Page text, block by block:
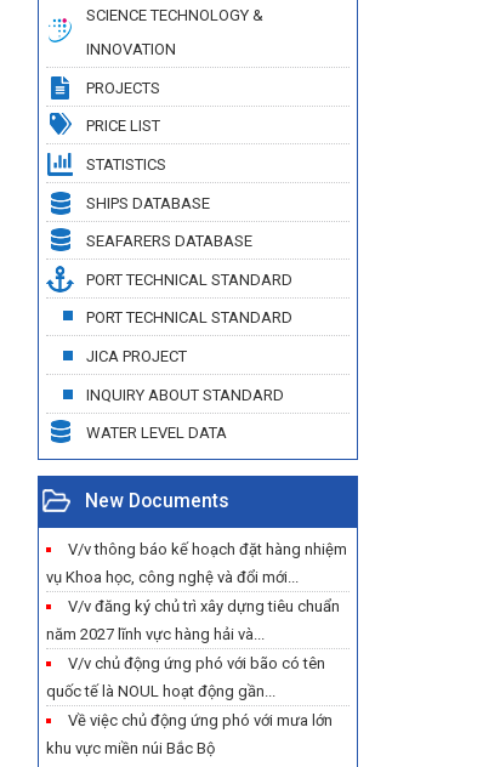
SCIENCE TECHNOLOGY &
INNOVATION
PROJECTS
PRICE LIST
STATISTICS
SHIPS DATABASE
SEAFARERS DATABASE
PORT TECHNICAL STANDARD
PORT TECHNICAL STANDARD
JICA PROJECT
INQUIRY ABOUT STANDARD
WATER LEVEL DATA
New Documents
V/v thông báo kế hoạch đặt hàng nhiệm
vụ Khoa học, công nghệ và đổi mới...
V/v đăng ký chủ trì xây dựng tiêu chuẩn
năm 2027 lĩnh vực hàng hải và...
V/v chủ động ứng phó với bão có tên
quốc tế là NOUL hoạt động gần...
Về việc chủ động ứng phó với mưa lớn
khu vực miền núi Bắc Bộ